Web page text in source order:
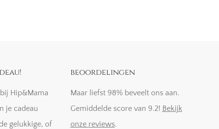
Hip&Mama
je cadeau
gelukkige, of
beoordelingen
Maar liefst 98% beveelt ons aan.
Gemiddelde score van 9.2! Bekijk
onze reviews.